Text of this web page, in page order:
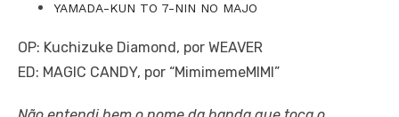
YAMADA-KUN TO 7-NIN NO MAJO
OP: Kuchizuke Diamond, por WEAVER
ED: MAGIC CANDY, por “MimimemeMIMI”